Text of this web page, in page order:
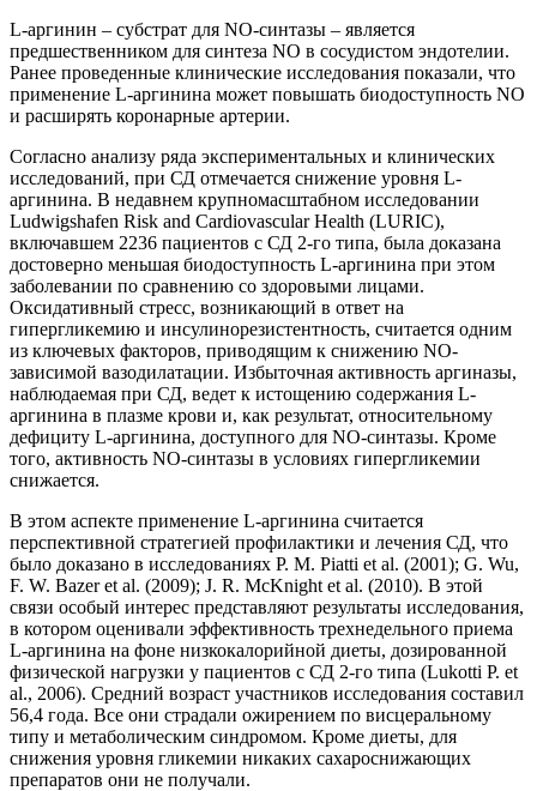
L-аргинин – субстрат для NO-синтазы – является
предшественником для синтеза NO в сосудистом эндотелии.
Ранее проведенные клинические исследования показали, что
применение L-аргинина может повышать биодоступность NO
и расширять коронарные артерии.
Согласно анализу ряда экспериментальных и клинических
исследований, при СД отмечается снижение уровня L-
аргинина. В недавнем крупномасштабном исследовании
Ludwigshafen Risk and Cardiovascular Health (LURIC),
включавшем 2236 пациентов с СД 2-го типа, была доказана
достоверно меньшая биодоступность L-аргинина при этом
заболевании по сравнению со здоровыми лицами.
Оксидативный стресс, возникающий в ответ на
гипергликемию и инсулинорезистентность, считается одним
из ключевых факторов, приводящим к снижению NO-
зависимой вазодилатации. Избыточная активность аргиназы,
наблюдаемая при СД, ведет к истощению содержания L-
аргинина в плазме крови и, как результат, относительному
дефициту L-аргинина, доступного для NO-синтазы. Кроме
того, активность NO-синтазы в условиях гипергликемии
снижается.
В этом аспекте применение L-аргинина считается
перспективной стратегией профилактики и лечения СД, что
было доказано в исследованиях P. M. Piatti et al. (2001); G. Wu,
F. W. Bazer et al. (2009); J. R. McKnight et al. (2010). В этой
связи особый интерес представляют результаты исследования,
в котором оценивали эффективность трехнедельного приема
L-аргинина на фоне низкокалорийной диеты, дозированной
физической нагрузки у пациентов с СД 2-го типа (Lukotti P. et
al., 2006). Средний возраст участников исследования составил
56,4 года. Все они страдали ожирением по висцеральному
типу и метаболическим синдромом. Кроме диеты, для
снижения уровня гликемии никаких сахароснижающих
препаратов они не получали.